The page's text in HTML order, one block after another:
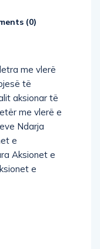
(0)
me vlerë
të
aksionar të
me vlerë e
Ndarja
e
Aksionet e
e